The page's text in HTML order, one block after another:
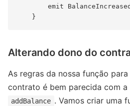
emit
Alterando dono do
As regras da nossa função
contrato é bem parecida com a
addBalance . Vamos criar uma